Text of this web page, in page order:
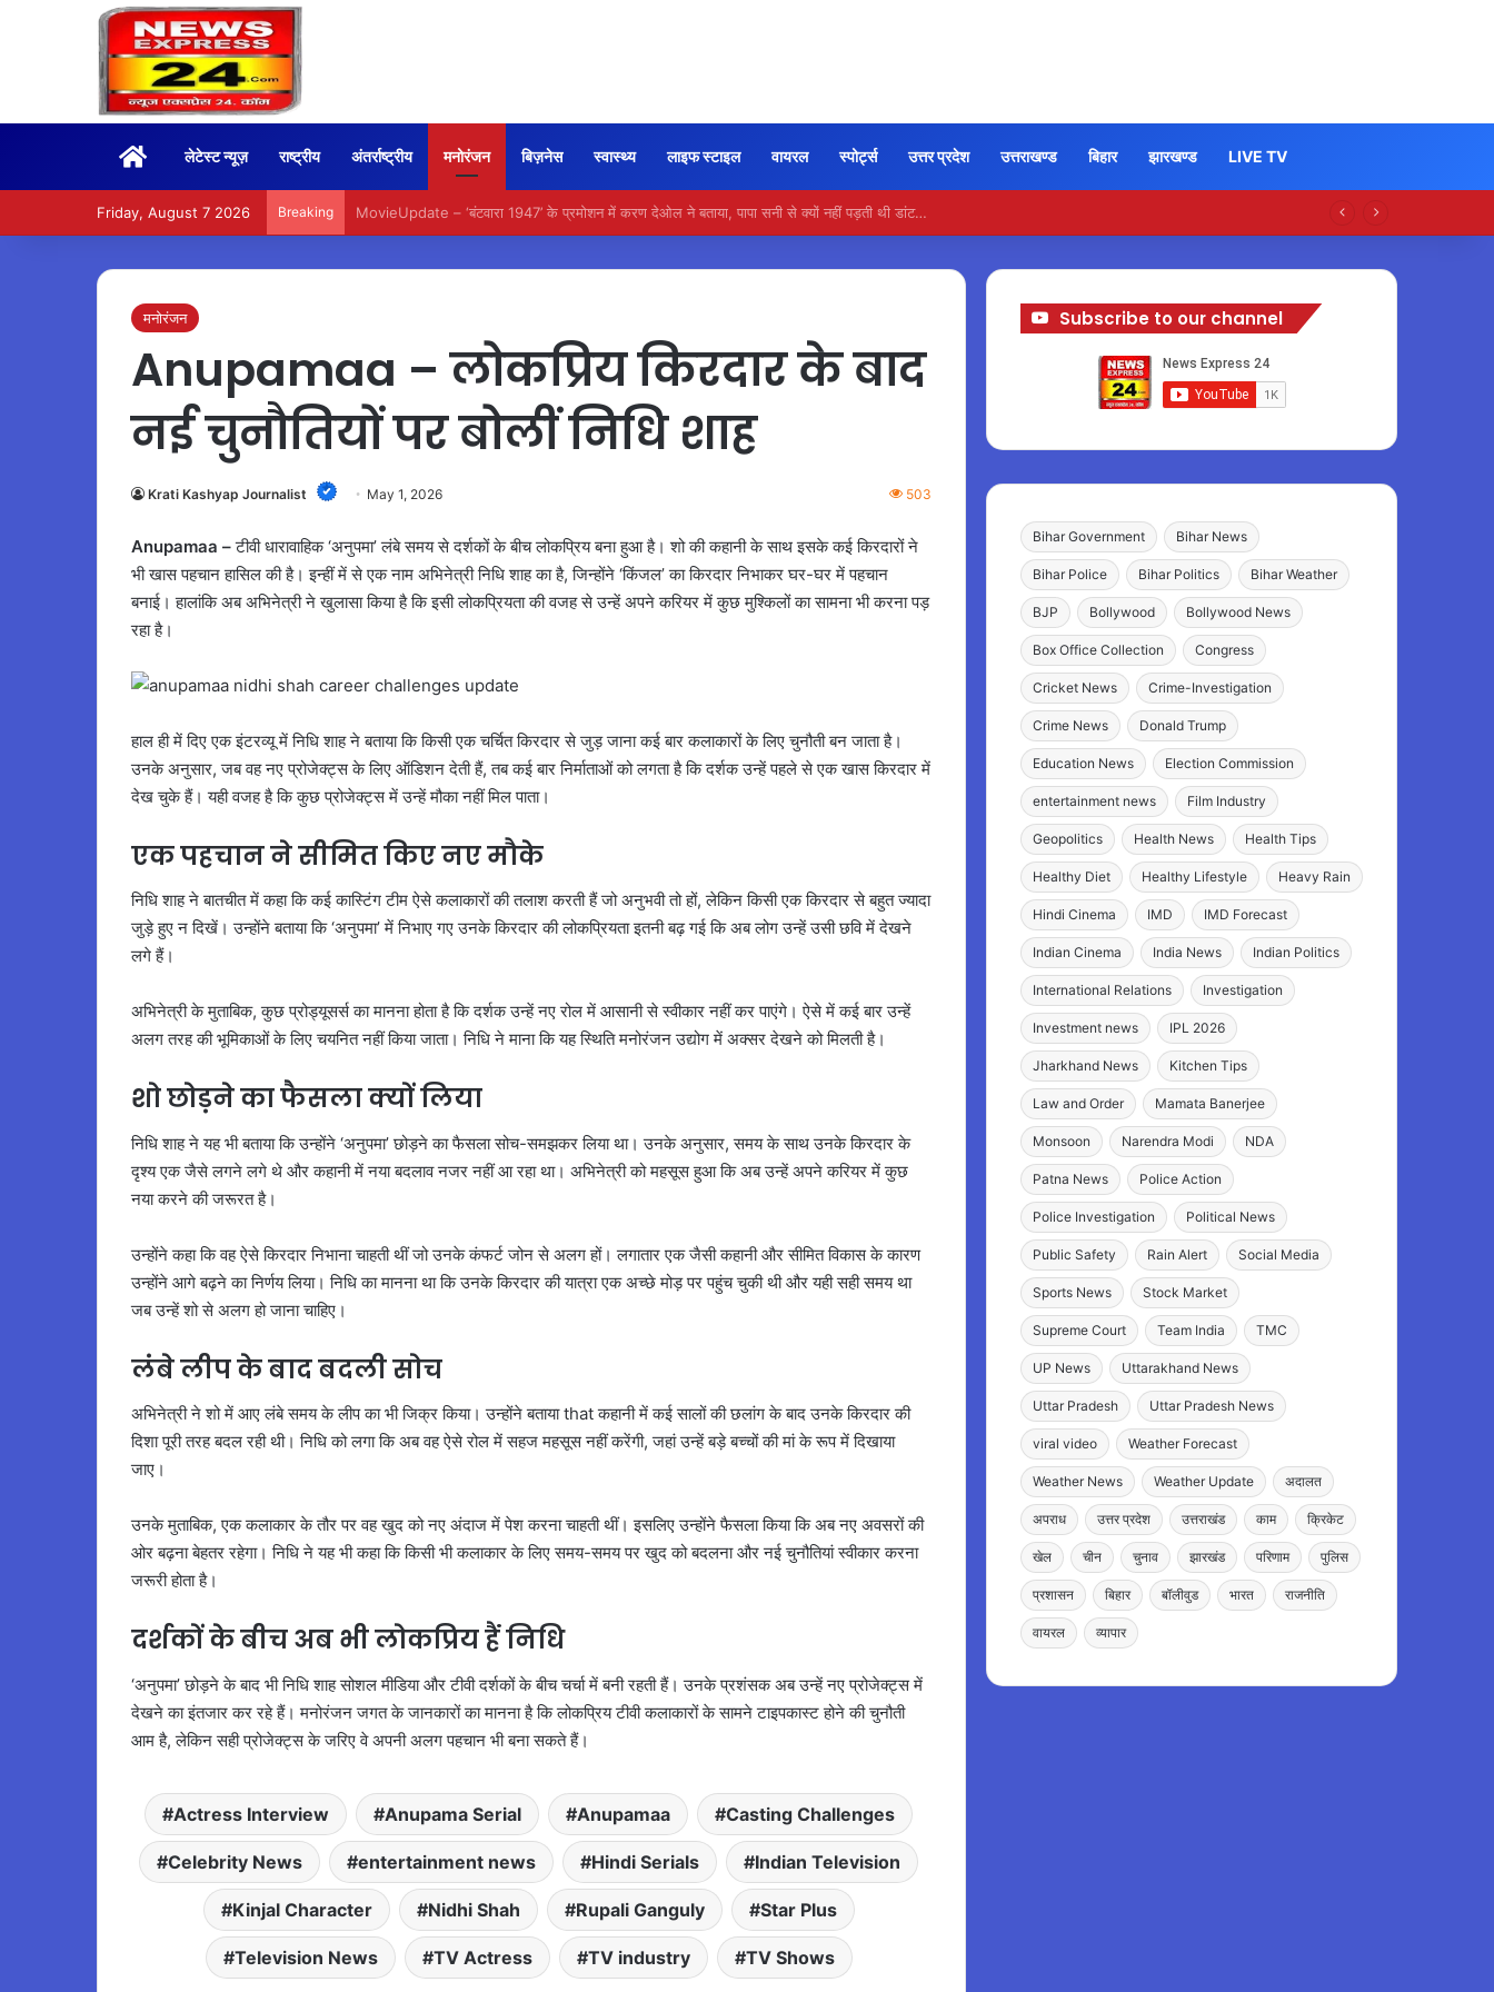
Homeलेटेस्ट न्यूज़ राष्ट्रीय अंतर्राष्ट्रीय मनोरंजन बिज़नेस स्वास्थ्य लाइफ स्टाइल वायरल स्पोर्ट्स उत्तर प्रदेश उत्तराखण्ड बिहार झारखण्ड LIVE TV
Friday, August 7 2026 Breaking BoxOffice – 15वें दिन भी कायम रही ‘जन नायकन’ की रफ्तार, 185 करोड़ के पार पहुंची कमाई…
मनोरंजन
Anupamaa – लोकप्रिय किरदार के बाद
नई चुनौतियों पर बोलीं निधि शाह
Krati Kashyap Journalist May 1, 2026 503
Anupamaa –टीवी धारावाहिक ‘अनुपमा’ लंबे समय से दर्शकों के बीच लोकप्रिय बना हुआ है। शो की कहानी के साथ इसके कई किरदारों ने
भी खास पहचान हासिल की है। इन्हीं में से एक नाम अभिनेत्री निधि शाह का है, जिन्होंने ‘किंजल’ का किरदार निभाकर घर-घर में पहचान
बनाई। हालांकि अब अभिनेत्री ने खुलासा किया है कि इसी लोकप्रियता की वजह से उन्हें अपने करियर में कुछ मुश्किलों का सामना भी करना पड़
रहा है।
हाल ही में दिए एक इंटरव्यू में निधि शाह ने बताया कि किसी एक चर्चित किरदार से जुड़ जाना कई बार कलाकारों के लिए चुनौती बन जाता है।
उनके अनुसार, जब वह नए प्रोजेक्ट्स के लिए ऑडिशन देती हैं, तब कई बार निर्माताओं को लगता है कि दर्शक उन्हें पहले से एक खास किरदार में
देख चुके हैं। यही वजह है कि कुछ प्रोजेक्ट्स में उन्हें मौका नहीं मिल पाता।
एक पहचान ने सीमित किए नए मौके
निधि शाह ने बातचीत में कहा कि कई कास्टिंग टीम ऐसे कलाकारों की तलाश करती हैं जो अनुभवी तो हों, लेकिन किसी एक किरदार से बहुत ज्यादा
जुड़े हुए न दिखें। उन्होंने बताया कि ‘अनुपमा’ में निभाए गए उनके किरदार की लोकप्रियता इतनी बढ़ गई कि अब लोग उन्हें उसी छवि में देखने
लगे हैं।
अभिनेत्री के मुताबिक, कुछ प्रोड्यूसर्स का मानना होता है कि दर्शक उन्हें नए रोल में आसानी से स्वीकार नहीं कर पाएंगे। ऐसे में कई बार उन्हें
अलग तरह की भूमिकाओं के लिए चयनित नहीं किया जाता। निधि ने माना कि यह स्थिति मनोरंजन उद्योग में अक्सर देखने को मिलती है।
शो छोड़ने का फैसला क्यों लिया
निधि शाह ने यह भी बताया कि उन्होंने ‘अनुपमा’ छोड़ने का फैसला सोच-समझकर लिया था। उनके अनुसार, समय के साथ उनके किरदार के
दृश्य एक जैसे लगने लगे थे और कहानी में नया बदलाव नजर नहीं आ रहा था। अभिनेत्री को महसूस हुआ कि अब उन्हें अपने करियर में कुछ
नया करने की जरूरत है।
उन्होंने कहा कि वह ऐसे किरदार निभाना चाहती थीं जो उनके कंफर्ट जोन से अलग हों। लगातार एक जैसी कहानी और सीमित विकास के कारण
उन्होंने आगे बढ़ने का निर्णय लिया। निधि का मानना था कि उनके किरदार की यात्रा एक अच्छे मोड़ पर पहुंच चुकी थी और यही सही समय था
जब उन्हें शो से अलग हो जाना चाहिए।
लंबे लीप के बाद बदली सोच
अभिनेत्री ने शो में आए लंबे समय के लीप का भी जिक्र किया। उन्होंने बताया that कहानी में कई सालों की छलांग के बाद उनके किरदार की
दिशा पूरी तरह बदल रही थी। निधि को लगा कि अब वह ऐसे रोल में सहज महसूस नहीं करेंगी, जहां उन्हें बड़े बच्चों की मां के रूप में दिखाया
जाए।
उनके मुताबिक, एक कलाकार के तौर पर वह खुद को नए अंदाज में पेश करना चाहती थीं। इसलिए उन्होंने फैसला किया कि अब नए अवसरों की
ओर बढ़ना बेहतर रहेगा। निधि ने यह भी कहा कि किसी भी कलाकार के लिए समय-समय पर खुद को बदलना और नई चुनौतियां स्वीकार करना
जरूरी होता है।
दर्शकों के बीच अब भी लोकप्रिय हैं निधि
‘अनुपमा’ छोड़ने के बाद भी निधि शाह सोशल मीडिया और टीवी दर्शकों के बीच चर्चा में बनी रहती हैं। उनके प्रशंसक अब उन्हें नए प्रोजेक्ट्स में
देखने का इंतजार कर रहे हैं। मनोरंजन जगत के जानकारों का मानना है कि लोकप्रिय टीवी कलाकारों के सामने टाइपकास्ट होने की चुनौती
आम है, लेकिन सही प्रोजेक्ट्स के जरिए वे अपनी अलग पहचान भी बना सकते हैं।
Actress Interview Anupama Serial Anupamaa Casting Challenges
Celebrity News entertainment news Hindi Serials Indian Television
Kinjal Character Nidhi Shah Rupali Ganguly Star Plus
Television News TV Actress TV industry TV Shows
Subscribe to our channel
Bihar Government Bihar News
Bihar Police Bihar Politics Bihar Weather
BJP Bollywood Bollywood News
Box Office Collection Congress
Cricket News Crime-Investigation
Crime News Donald Trump
Education News Election Commission
entertainment news Film Industry
Geopolitics Health News Health Tips
Healthy Diet Healthy Lifestyle Heavy Rain
Hindi Cinema IMD IMD Forecast
Indian Cinema India News Indian Politics
International Relations Investigation
Investment news IPL 2026
Jharkhand News Kitchen Tips
Law and Order Mamata Banerjee
Monsoon Narendra Modi NDA
Patna News Police Action
Police Investigation Political News
Public Safety Rain Alert Social Media
Sports News Stock Market
Supreme Court Team India TMC
UP News Uttarakhand News
Uttar Pradesh Uttar Pradesh News
viral video Weather Forecast
Weather News Weather Update अदालत
अपराध उत्तर प्रदेश उत्तराखंड काम क्रिकेट
खेल चीन चुनाव झारखंड परिणाम पुलिस
प्रशासन बिहार बॉलीवुड भारत राजनीति
वायरल व्यापार